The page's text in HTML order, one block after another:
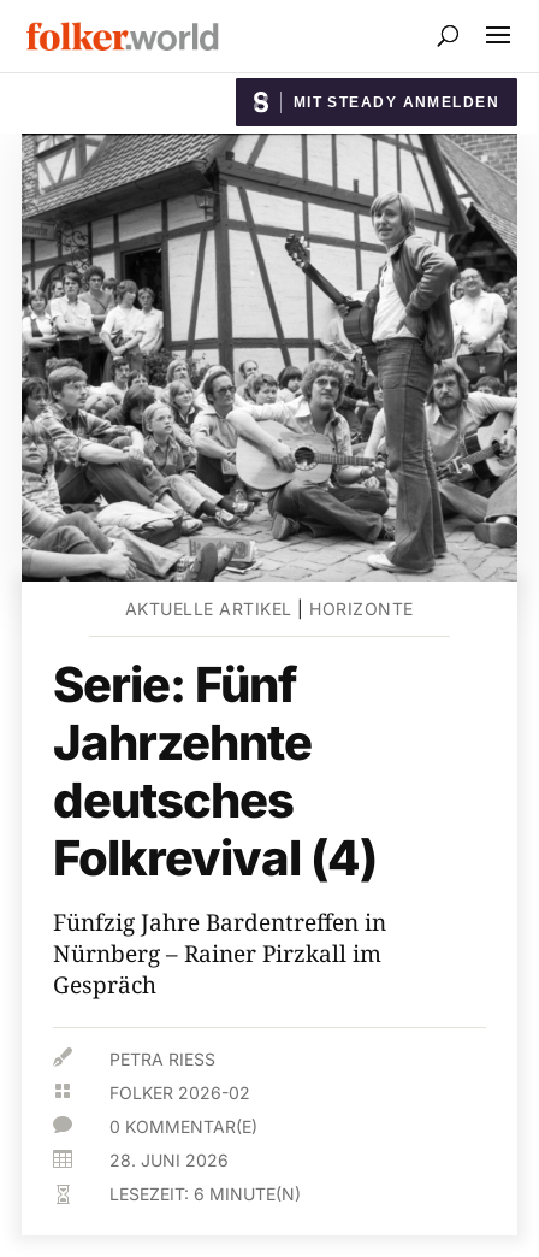
MIT STEADY ANMELDEN
AKTUELLE ARTIKEL HORIZONTE
Serie: Fünf
Jahrzehnte
deutsches
Folkrevival (4)
Fünfzig Jahre Bardentreffen in
Nürnberg – Rainer Pirzkall im
Gespräch
 PETRA RIESS
 FOLKER 2026-02
 0 KOMMENTAR(E)
 28. JUNI 2026
 LESEZEIT: 6 MINUTE(N)